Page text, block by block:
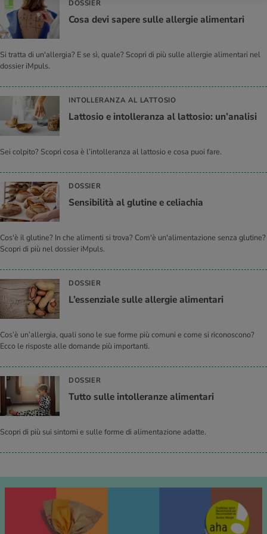
DOSSIER
Cosa devi sa­pe­re sulle al­ler­gie ali­men­ta­ri
Si tratta di un'allergia? E se sì, quale? Scopri di più sulle allergie alimentari nel
dossier iMpuls.
INTOLLERANZA AL LATTOSIO
Lat­to­sio e in­tol­le­ran­za al lat­to­sio: un’a­na­li­si
Sei colpito? Scopri cosa è l’intolleranza al lattosio e cosa puoi fare.
DOSSIER
Sen­si­bi­li­tà al glu­ti­ne e ce­lia­chia
Cos'è il glutine? In che alimenti si trova? Com'è un'alimentazione senza glutine?
Scopri di più nel dossier iMpuls.
DOSSIER
L’es­sen­zia­le sulle al­ler­gie ali­men­ta­ri
Cos’è un’allergia, quali sono le sue forme più comuni e come si riconoscono?
Ecco le risposte alle domande più importanti.
DOSSIER
Tutto sulle in­tol­le­ran­ze ali­men­ta­ri
Scopri di più sui sintomi e sulle forme di alimentazione adatte.